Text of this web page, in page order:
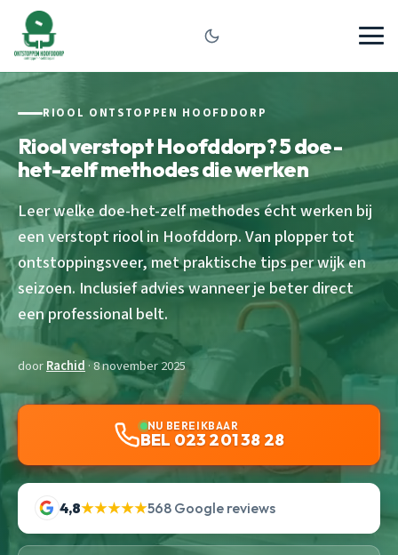
RIOOL ONTSTOPPEN HOOFDDORP
Riool verstopt Hoofddorp? 5 doe-
het-zelf methodes die werken
Leer welke doe-het-zelf methodes écht werken bij
een verstopt riool in Hoofddorp. Van plopper tot
ontstoppingsveer, met praktische tips per wijk en
seizoen. Inclusief advies wanneer je beter direct
een professional belt.
doorRachid· 8 november 2025
NU BEREIKBAAR
BEL 023 201 38 28
4,8★★★★★568 Google reviews